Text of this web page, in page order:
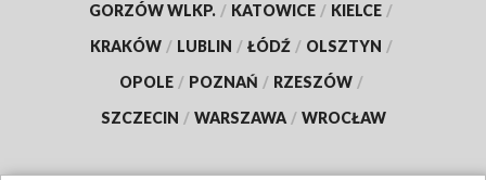
GORZÓW WLKP. / KATOWICE / KIELCE /
KRAKÓW / LUBLIN / ŁÓDŹ / OLSZTYN /
OPOLE / POZNAŃ / RZESZÓW /
SZCZECIN / WARSZAWA / WROCŁAW